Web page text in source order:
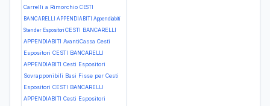
Carrelli a Rimorchio CESTI
BANCARELLI APPENDIABITI Appendiabiti
Stender EspositoriCESTI BANCARELLI
APPENDIABITI AvantiCassa Cesti
Espositori CESTI BANCARELLI
APPENDIABITI Cesti Espositori
Sovrapponibili Basi Fisse per Cesti
Espositori CESTI BANCARELLI
APPENDIABITI Cesti Espositori